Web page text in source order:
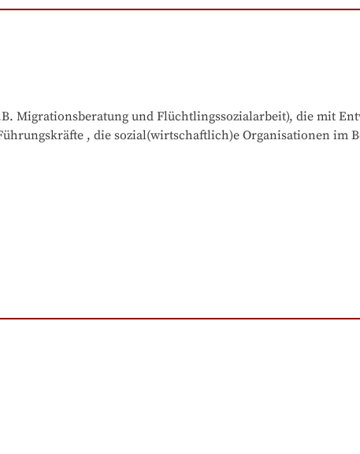
Migrationsberatung und Flüchtlingssozialarbeit), die mit
, die sozial(wirtschaftlich)e Organisationen im